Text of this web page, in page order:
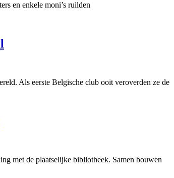
en enkele moni’s ruilden
Als eerste Belgische club ooit veroverden ze de
met de plaatselijke bibliotheek. Samen bouwen